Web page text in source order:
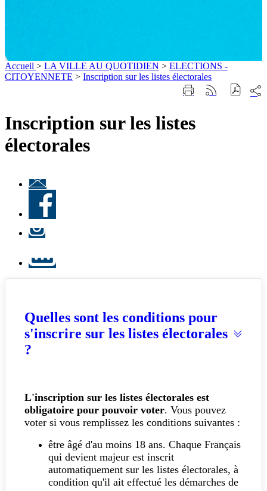
Accueil > LA VILLE AU QUOTIDIEN > ELECTIONS -
CITOYENNETE > Inscription sur les listes électorales
ImprimerGénérer
sur
Inscription sur les listes
électorales
d'information
« Culture à
Ville-
d'Avray
»
Facebook
Quelles sont les conditions pour
s'inscrire sur les listes électorales
?
L'inscription sur les listes électorales est
obligatoire pour pouvoir voter. Vous pouvez
voter si vous remplissez les conditions suivantes :
être âgé d'au moins 18 ans. Chaque Français
qui devient majeur est inscrit
automatiquement sur les listes électorales, à
condition qu'il ait effectué les démarches de